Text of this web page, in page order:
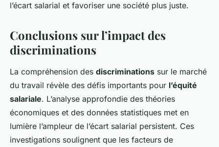
l’écart salarial et favoriser une société plus juste.
Conclusions sur l’impact des
discriminations
La compréhension des discriminations sur le marché
du travail révèle des défis importants pour l’équité
salariale. L’analyse approfondie des théories
économiques et des données statistiques met en
lumière l’ampleur de l’écart salarial persistent. Ces
investigations soulignent que les facteurs de